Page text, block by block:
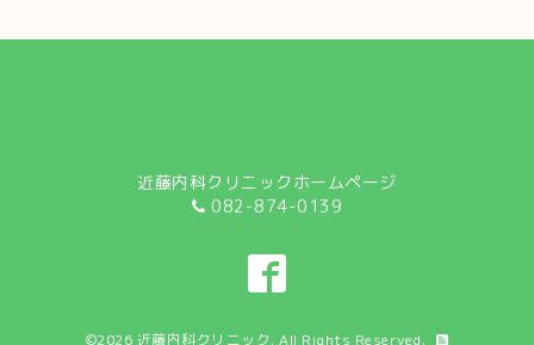
近藤内科クリニックホームページ
082-874-0139
©2026 近藤内科クリニック. All Rights Reserved.